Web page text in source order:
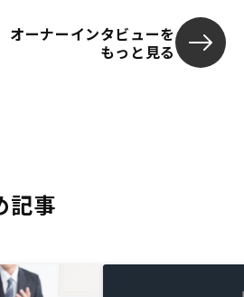
オーナーインタビューを
もっと見る
記事